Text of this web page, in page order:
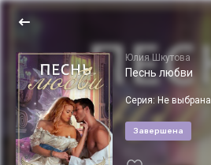
Юлия Шкутова
Песнь любви
Серия: Не выбрана
Завершена